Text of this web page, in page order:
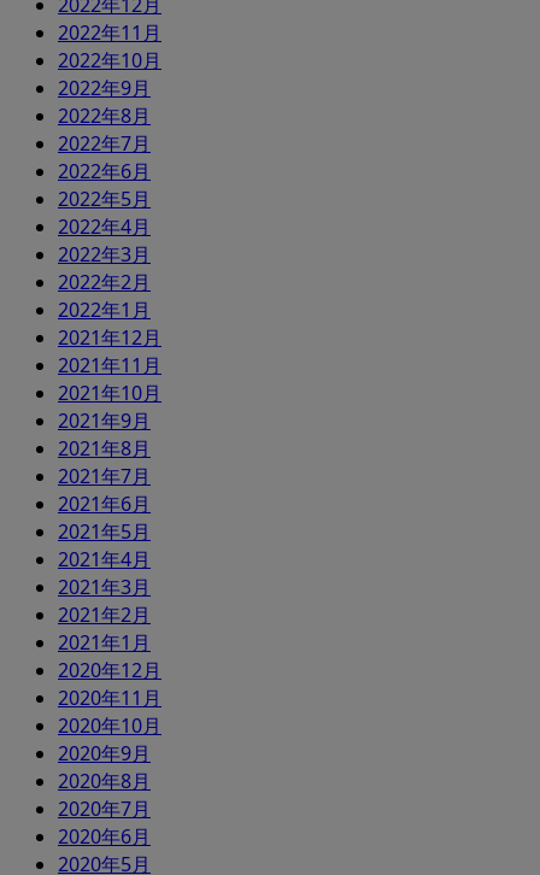
2022年11月
2022年10月
2022年9月
2022年8月
2022年7月
2022年6月
2022年5月
2022年4月
2022年3月
2022年2月
2022年1月
2021年12月
2021年11月
2021年10月
2021年9月
2021年8月
2021年7月
2021年6月
2021年5月
2021年4月
2021年3月
2021年2月
2021年1月
2020年12月
2020年11月
2020年10月
2020年9月
2020年8月
2020年7月
2020年6月
2020年5月